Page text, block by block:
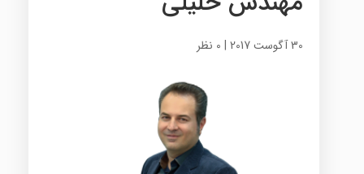
30 آگوست 2017 | 0 نظر